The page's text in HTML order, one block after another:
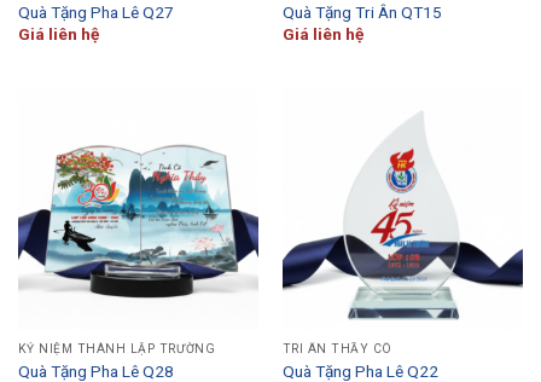
Quà Tặng Pha Lê Q27
Giá liên hệ
Quà Tặng Tri Ân QT15
Giá liên hệ
KỶ NIỆM THÀNH LẬP TRƯỜNG
Quà Tặng Pha Lê Q28
TRI ÂN THẦY CÔ
Quà Tặng Pha Lê Q22